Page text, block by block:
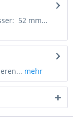
52 mm...
mehr